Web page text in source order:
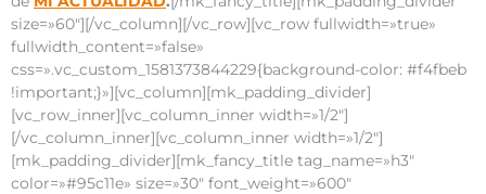
size=»60″][/vc_column][/vc_row][vc_row fullwidth=»true»
fullwidth_content=»false»
css=».vc_custom_1581373844229{background-color: #f4fbeb
!important;}»][vc_column][mk_padding_divider]
[vc_row_inner][vc_column_inner width=»1/2″]
[/vc_column_inner][vc_column_inner width=»1/2″]
[mk_padding_divider][mk_fancy_title tag_name=»h3″
color=»#95c11e» size=»30″ font_weight=»600″